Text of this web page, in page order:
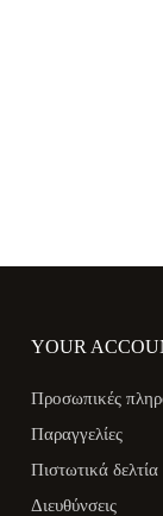
YOUR
Προσωπικές
Παραγγελίες
Πιστωτικά δελτία
Διευθύνσεις